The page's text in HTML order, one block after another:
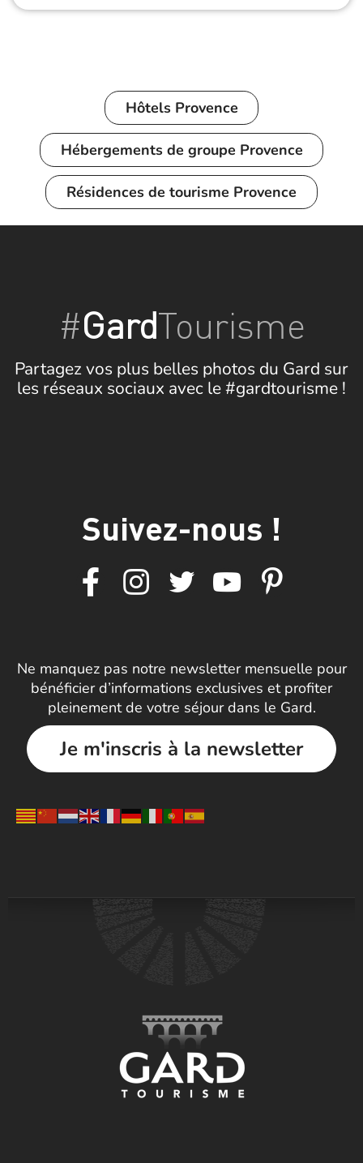
Hôtels Provence
Hébergements de groupe Provence
Résidences de tourisme Provence
#GardTourisme
Partagez vos plus belles photos du Gard sur
les réseaux sociaux avec le #gardtourisme !
Suivez-nous !
Ne manquez pas notre newsletter mensuelle pour
bénéficier d’informations exclusives et profiter
pleinement de votre séjour dans le Gard.
Je m'inscris à la newsletter